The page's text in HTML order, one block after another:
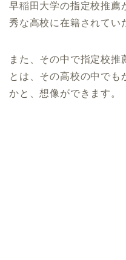
早稲田大学の指定校推薦
秀な高校に在籍されてい
また、その中で指定校推
とは、その高校の中でも
かと、想像ができます。